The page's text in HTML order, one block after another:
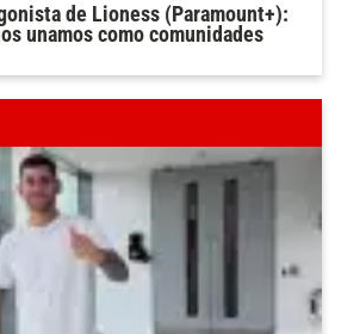
de Lioness (Paramount+):
unamos como comunidades